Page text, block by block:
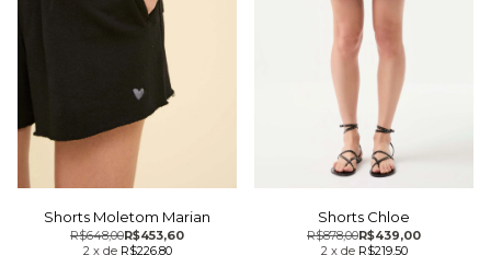
Shorts Moletom Marian
R$453,60
R$648,00
2 x de R$226,80
Shorts Chloe
R$439,00
R$878,00
2 x de R$219,50